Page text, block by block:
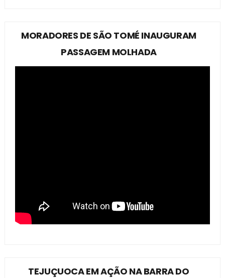
MORADORES DE SÃO TOMÉ INAUGURAM
PASSAGEM MOLHADA
TEJUÇUOCA EM AÇÃO NA BARRA DO